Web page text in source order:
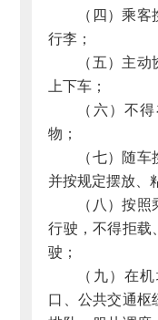
（四）乘
行李；
（五）主
上下车；
（六）不
物；
（七）随
并按规定摆放、
（八）按
行驶，不得拒载
驶；
（九）在
口、公共交通枢